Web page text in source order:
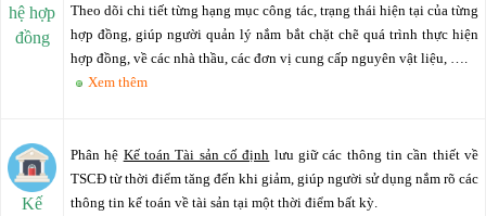
hệ hợp
đồng
Theo dõi chi tiết từng hạng mục công tác, trạng thái hiện tại của từng
hợp đồng, giúp người quản lý nắm bắt chặt chẽ quá trình thực hiện
hợp đồng, về các nhà thầu, các đơn vị cung cấp nguyên vật liệu, ….
Xem thêm
Kế
Phân hệ Kế toán Tài sản cố định lưu giữ các thông tin cần thiết về
TSCĐ từ thời điểm tăng đến khi giảm, giúp người sử dụng nắm rõ các
thông tin kế toán về tài sản tại một thời điểm bất kỳ.